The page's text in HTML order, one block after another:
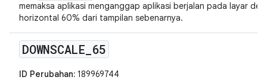
memaksa aplikasi menganggap aplikasi berjalan pada layar
horizontal 60% dari tampilan sebenarnya.
DOWNSCALE 65
ID Perubahan: 189969744